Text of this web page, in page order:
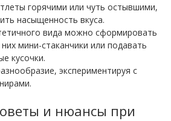
горячими или чуть остывшими,
насыщенность вкуса.
вида можно сформировать
мини-стаканчики или подавать
кусочки.
экспериментируя с
и нюансы при